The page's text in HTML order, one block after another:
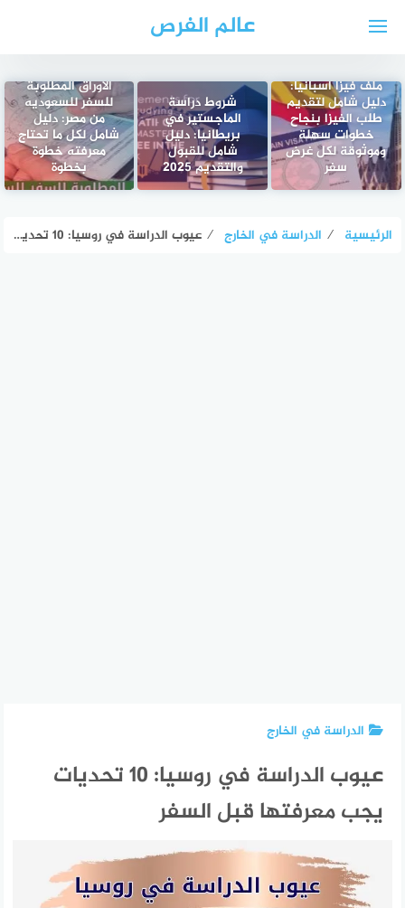
عالم الفرص
ملف فيزا اسبانيا:
دليل شامل لتقديم
طلب الفيزا بنجاح
خطوات سهلة
وموثوقة لكل غرض
سفر
شروط دراسة
الماجستير في
بريطانيا: دليل
شامل للقبول
والتقديم 2025
الأوراق المطلوبة
للسفر للسعوديه
من مصر: دليل
شامل لكل ما تحتاج
معرفته خطوة
بخطوة
الرئيسية ⁄ الدراسة في الخارج ⁄ عيوب الدراسة في روسيا: 10 تحديات يجب معرفتها قبل السفر
الدراسة في الخارج
عيوب الدراسة في روسيا: 10 تحديات
يجب معرفتها قبل السفر